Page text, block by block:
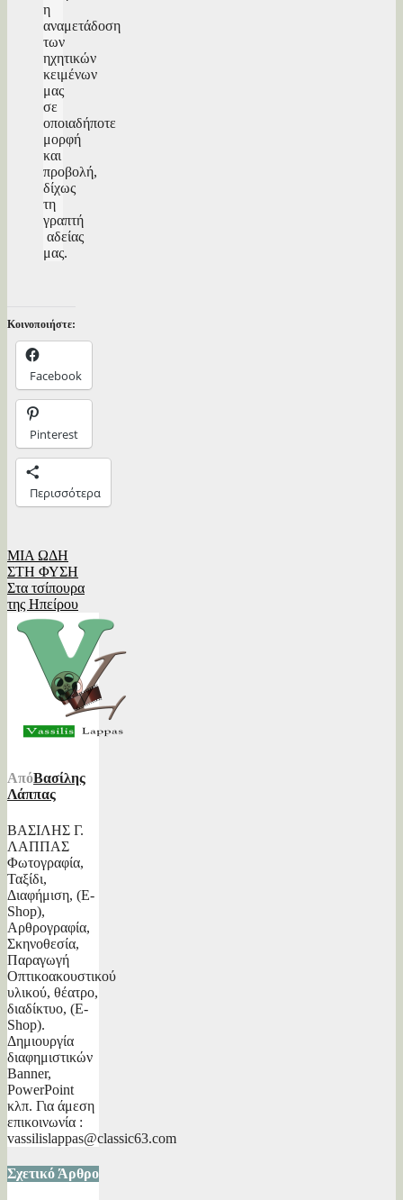
η
αναμετάδοση
των
ηχητικών
κειμένων
μας
σε
οποιαδήποτε
μορφή
και
προβολή,
δίχως
τη
γραπτή
αδείας
μας.
Κοινοποιήστε:
Facebook
Pinterest
Περισσότερα
Πλοήγηση
άρθρων
ΜΙΑ ΩΔΗ
ΣΤΗ ΦΥΣΗ
Στα τσίπουρα
της Ηπείρου
ΑπόΒασίλης
Λάππας
ΒΑΣΙΛΗΣ Γ.
ΛΑΠΠΑΣ
Φωτογραφία,
Ταξίδι,
Διαφήμιση, (E-
Shop),
Αρθρογραφία,
Σκηνοθεσία,
Παραγωγή
Οπτικοακουστικού
υλικού, θέατρο,
διαδίκτυο, (E-
Shop).
Δημιουργία
διαφημιστικών
Banner,
PowerPoint
κλπ. Για άμεση
επικοινωνία :
vassilislappas@classic63.com
Σχετικό Άρθρο